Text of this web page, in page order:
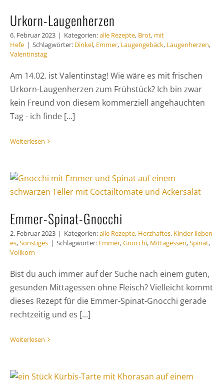
Urkorn-Laugenherzen
6. Februar 2023 | Kategorien:alle Rezepte, Brot, mit
Hefe | Schlagwörter: Dinkel, Emmer, Laugengebäck, Laugenherzen,
Valentinstag
Am 14.02. ist Valentinstag! Wie wäre es mit frischen
Urkorn-Laugenherzen zum Frühstück? Ich bin zwar
kein Freund von diesem kommerziell angehauchten
Tag - ich finde [...]
Weiterlesen
Emmer-Spinat-Gnocchi
2. Februar 2023 | Kategorien:alle Rezepte, Herzhaftes, Kinder lieben
es,Sonstiges | Schlagwörter: Emmer,Gnocchi, Mittagessen,Spinat,
Vollkorn
Bist du auch immer auf der Suche nach einem guten,
gesunden Mittagessen ohne Fleisch? Vielleicht kommt
dieses Rezept für die Emmer-Spinat-Gnocchi gerade
rechtzeitig und es [...]
Weiterlesen